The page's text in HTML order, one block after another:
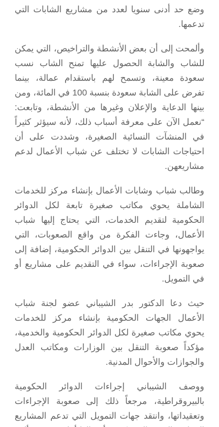
وضع حد أدنى سنويا لعدد من مشاريع الشابات التي
تدعمها.
وألمحت إلى أن بعض الأنشطة والتراخيص، التي يمكن
للشاب والشابة الحصول عليها تمنح الشاب نسب
سعودة معينة، وتسمح لهم باستقدام عمالة، بينما
تفرض على الشابة سعودة بنسبة 100 في المائة، ومن
بينها الدعاية والإعلان وغيرها من الأنشطة، وتابعت:
“نعمل الآن على معرفة أسباب ذلك، لأنه سيؤثر كثيراً
في المنشآت النسائية الصغيرة، وشددت على أن
احتياجات الشابات لا تختلف عن شباب الأعمال لدعم
مشاريعهن.
وطالب شباب وشابات الأعمال بإنشاء مركز للخدمات
الشاملة يحوي مكاتب صغيرة تابعة لكل الدوائر
الحكومية لتقديم الخدمات، التي يحتاج إليها شباب
الأعمال، وجاءت الفكرة من واقع الصعوبات، التي
يواجهونها في التنقل بين الدوائر الحكومية، إضافة إلى
صعوبة الإجراءات، سواء في التقديم على مشاريع أو
في التمويل.
حيث دعا الدكتور بدر الشيباني عضو لجنة شباب
الأعمال الجهات الحكومية بإنشاء مركز للخدمات
يحوي مكاتب صغيرة لكل الدوائر الحكومية والخدمية،
مؤكداً صعوبة التنقل بين الوزارات ومكاتب العدل
والجوازات والأحوال المدنية.
ووصف الشيباني إجراءات الدوائر الحكومية
بالبيروقراطية، مرجعاً ذلك إلى صعوبة الإجراءات
وتعقيداتها، وانتقد جهات التمويل التي تدعم المشاريع